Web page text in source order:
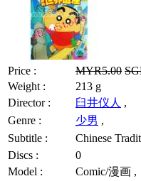
Price : MYR5.00
Weight :
213 g
Director :
臼井仪人 ,
Genre :
少男 ,
Subtitle :
Chinese
Discs :
0
Model :
Comic/漫画 ,